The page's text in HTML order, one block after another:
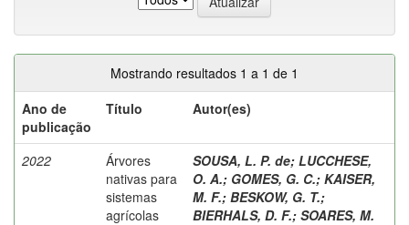
Mostrando resultados 1 a 1 de 1
Ano de
publicação
Título Autor(es)
2022
Árvores
nativas para
sistemas
agrícolas
SOUSA, L. P. de; LUCCHESE,
O. A.; GOMES, G. C.; KAISER,
M. F.; BESKOW, G. T.;
BIERHALS, D. F.; SOARES, M.